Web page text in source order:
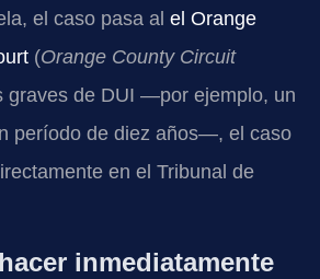
el caso pasa al el Orange
(Orange County Circuit
graves de DUI —por ejemplo, un
período de diez años—, el caso
en el Tribunal de
inmediatamente